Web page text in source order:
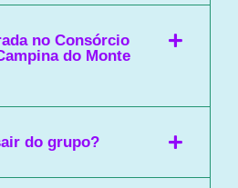
no Consórcio
do Monte
do grupo?